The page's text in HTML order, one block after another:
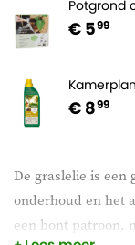
De graslelie is een
onderhoud en het
een bont patroon,
Potgrond
€ 599
€ 899